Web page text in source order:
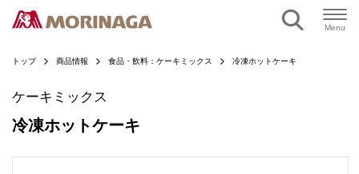
Menu
トップ 商品情報 食品・飲料：ケーキミックス 冷凍ホットケーキ
ケーキミックス
冷凍ホットケーキ